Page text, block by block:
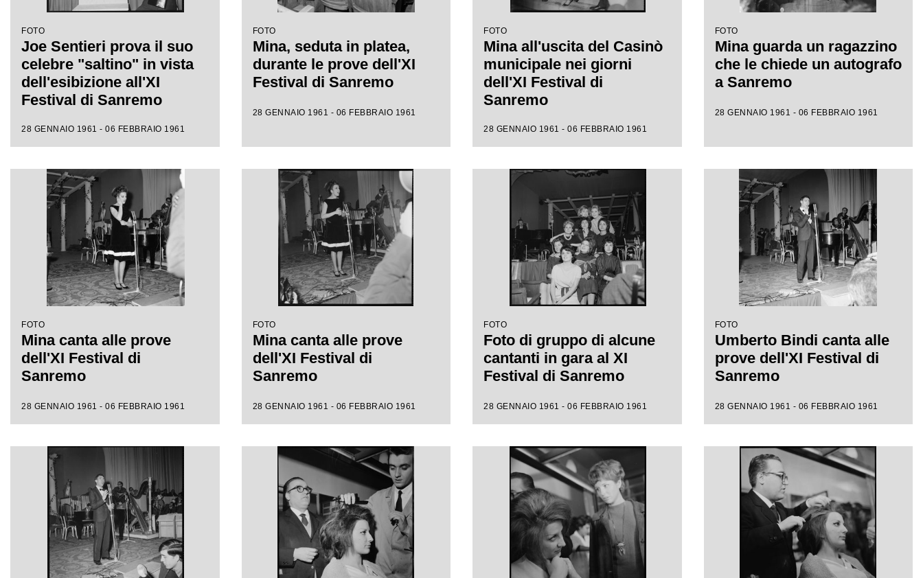
FOTO
Joe Sentieri prova il suo
celebre "saltino" in vista
dell'esibizione all'XI
Festival di Sanremo
28 GENNAIO 1961 - 06 FEBBRAIO 1961
FOTO
Mina, seduta in platea,
durante le prove dell'XI
Festival di Sanremo
28 GENNAIO 1961 - 06 FEBBRAIO 1961
FOTO
Mina all'uscita del Casinò
municipale nei giorni
dell'XI Festival di
Sanremo
28 GENNAIO 1961 - 06 FEBBRAIO 1961
FOTO
Mina guarda un ragazzino
che le chiede un autografo
a Sanremo
28 GENNAIO 1961 - 06 FEBBRAIO 1961
FOTO
Mina canta alle prove
dell'XI Festival di
Sanremo
28 GENNAIO 1961 - 06 FEBBRAIO 1961
FOTO
Mina canta alle prove
dell'XI Festival di
Sanremo
28 GENNAIO 1961 - 06 FEBBRAIO 1961
FOTO
Foto di gruppo di alcune
cantanti in gara al XI
Festival di Sanremo
28 GENNAIO 1961 - 06 FEBBRAIO 1961
FOTO
Umberto Bindi canta alle
prove dell'XI Festival di
Sanremo
28 GENNAIO 1961 - 06 FEBBRAIO 1961